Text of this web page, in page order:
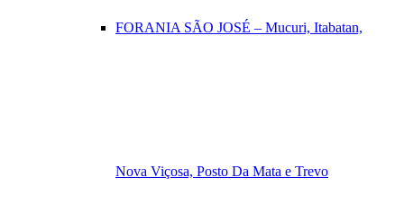
FORANIA SÃO JOSÉ – Mucuri, Itabatan,
Nova Viçosa, Posto Da Mata e Trevo